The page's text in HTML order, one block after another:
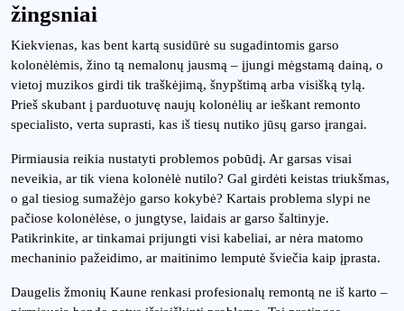
žingsniai
Kiekvienas, kas bent kartą susidūrė su sugadintomis garso
kolonėlėmis, žino tą nemalonų jausmą – įjungi mėgstamą dainą, o
vietoj muzikos girdi tik traškėjimą, šnypštimą arba visišką tylą.
Prieš skubant į parduotuvę naujų kolonėlių ar ieškant remonto
specialisto, verta suprasti, kas iš tiesų nutiko jūsų garso įrangai.
Pirmiausia reikia nustatyti problemos pobūdį. Ar garsas visai
neveikia, ar tik viena kolonėlė nutilo? Gal girdėti keistas triukšmas,
o gal tiesiog sumažėjo garso kokybė? Kartais problema slypi ne
pačiose kolonėlėse, o jungtyse, laidais ar garso šaltinyje.
Patikrinkite, ar tinkamai prijungti visi kabeliai, ar nėra matomo
mechaninio pažeidimo, ar maitinimo lemputė šviečia kaip įprasta.
Daugelis žmonių Kaune renkasi profesionalų remontą ne iš karto –